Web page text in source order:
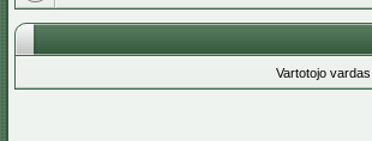
Vartotojo vardas: